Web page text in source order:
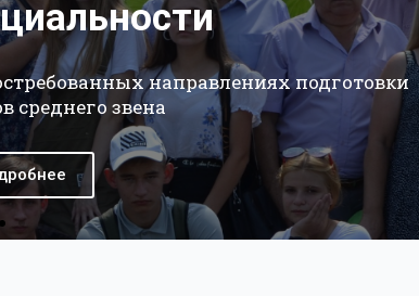
направлениях подготовки
среднего звена